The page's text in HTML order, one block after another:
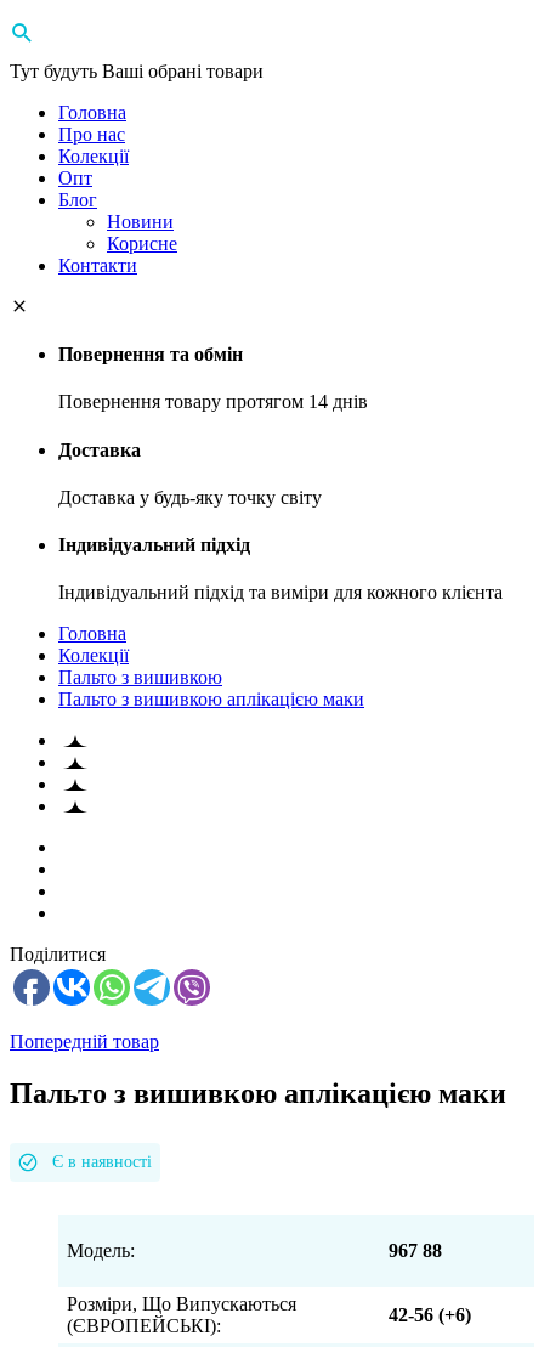
Тут будуть Ваші обрані товари
Головна
Про нас
Колекції
Опт
Блог
Новини
Корисне
Контакти
Повернення та обмін
Повернення товару протягом 14 днів
Доставка
Доставка у будь-яку точку світу
Індивідуальний підхід
Індивідуальний підхід та виміри для кожного клієнта
Головна
Колекції
Пальто з вишивкою
Пальто з вишивкою аплікацією маки
Поділитися
Попередній товар
Пальто з вишивкою аплікацією маки
Є в наявності
Модель: 967 88
Розміри, Що Випускаються
(ЄВРОПЕЙСЬКІ):
42-56 (+6)